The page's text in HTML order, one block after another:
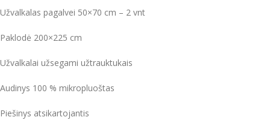
Užvalkalas pagalvei 50×70 cm – 2 vnt
Paklodė 200×225 cm
Užvalkalai užsegami užtrauktukais
Audinys 100 % mikropluoštas
Piešinys atsikartojantis